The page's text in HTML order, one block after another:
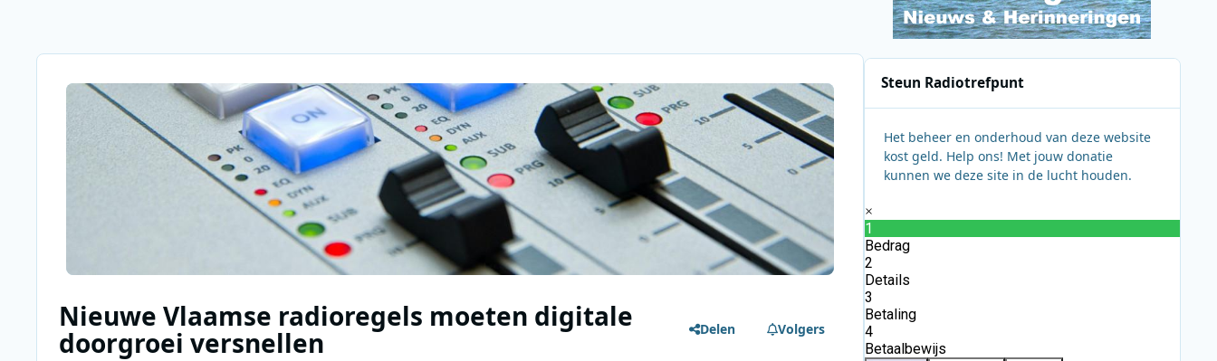
Nieuwe Vlaamse radioregels moeten digitale
doorgroei versnellen Delen Volgers
Steun Radiotrefpunt
Het beheer en onderhoud van deze website
kost geld. Help ons! Met jouw donatie
kunnen we deze site in de lucht houden.